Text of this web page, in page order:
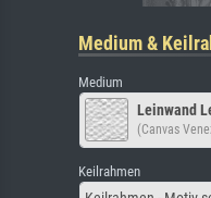
Medium &
Medium
Leinwand
(Canvas
Keilrahmen